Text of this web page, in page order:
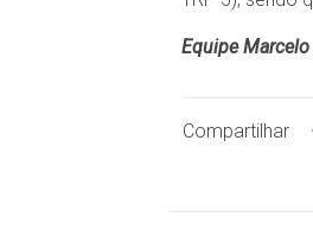
Equipe
Compartilhar